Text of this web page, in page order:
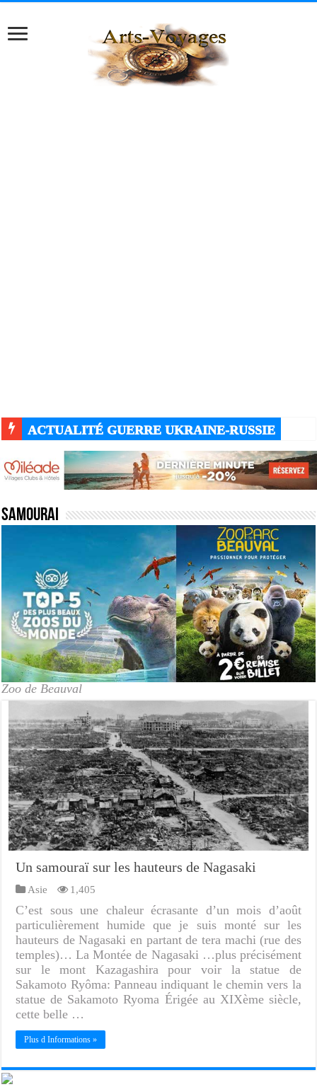
ACTUALITÉ GUERRE UKRAINE-RUSSIE
Samourai
Zoo de Beauval
Un samouraï sur les hauteurs de Nagasaki
Asie 1,405
C’est sous une chaleur écrasante d’un mois d’août
particulièrement humide que je suis monté sur les
hauteurs de Nagasaki en partant de tera machi (rue des
temples)… La Montée de Nagasaki …plus précisément
sur le mont Kazagashira pour voir la statue de
Sakamoto Ryôma: Panneau indiquant le chemin vers la
statue de Sakamoto Ryoma Érigée au XIXème siècle,
cette belle …
Plus d Informations »